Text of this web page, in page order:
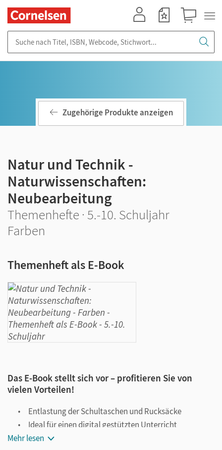
Zugehörige Produkte anzeigen
Natur und Technik -
Naturwissenschaften:
Neubearbeitung
Themenhefte · 5.-10. Schuljahr
Farben
Themenheft als E-Book
Das E-Book stellt sich vor – profitieren Sie von
vielen Vorteilen!
Entlastung der Schultaschen und Rucksäcke
Ideal für einen digital gestützten Unterricht
Notiz- und Markierungsmöglichkeit
Mehr lesen